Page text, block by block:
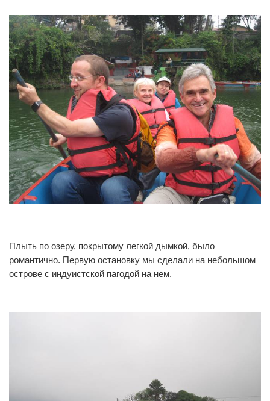
Плыть по озеру, покрытому легкой дымкой, было
романтично. Первую остановку мы сделали на небольшом
острове с индуистской пагодой на нем.